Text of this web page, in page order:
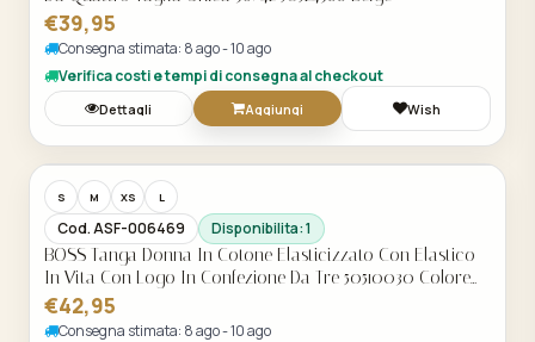
€39,95
Consegna stimata: 8 ago - 10 ago
Verifica costi e tempi di consegna al checkout
Dettagli Aggiungi Wish
Acquisto Veloce
S M XS L
Cod. ASF-006469 Disponibilita: 1
BOSS Tanga Donna In Cotone Elasticizzato Con Elastico
In Vita Con Logo In Confezione Da Tre 50510030 Colore
Multicolore
€42,95
Consegna stimata: 8 ago - 10 ago